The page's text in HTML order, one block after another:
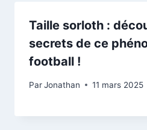
Taille sorloth :
secrets de ce
football !
ParJonathan 11 mars 2025